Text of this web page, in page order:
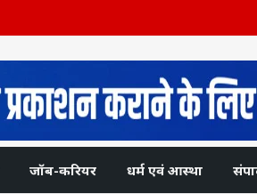
जॉब-करियर धर्म एवं आस्था